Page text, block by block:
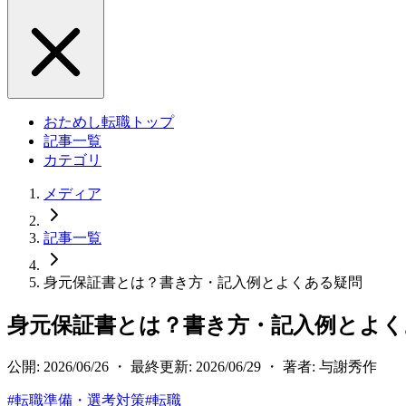
おためし転職トップ
記事一覧
カテゴリ
メディア
記事一覧
身元保証書とは？書き方・記入例とよくある疑問
身元保証書とは？書き方・記入例とよ
公開: 2026/06/26 ・ 最終更新: 2026/06/29 ・ 著者: 与謝秀作
#転職準備・選考対策#転職